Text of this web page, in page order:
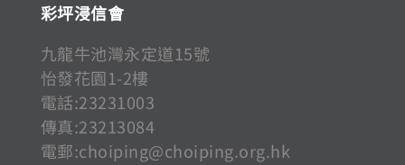
彩坪浸信會
九龍牛池灣永定道15號
怡發花園1-2樓
電話:23231003
傳真:23213084
電郵:choiping@choiping.org.hk